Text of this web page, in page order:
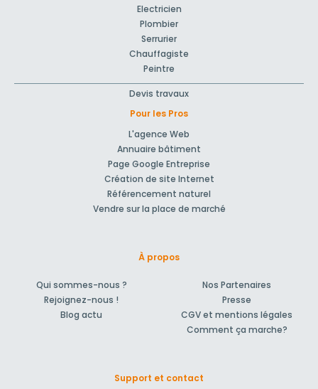
Electricien
Plombier
Serrurier
Chauffagiste
Peintre
Devis travaux
Pour les Pros
L'agence Web
Annuaire bâtiment
Page Google Entreprise
Création de site Internet
Référencement naturel
Vendre sur la place de marché
À propos
Qui sommes-nous ?
Rejoignez-nous !
Blog actu
Nos Partenaires
Presse
CGV et mentions légales
Comment ça marche?
Support et contact